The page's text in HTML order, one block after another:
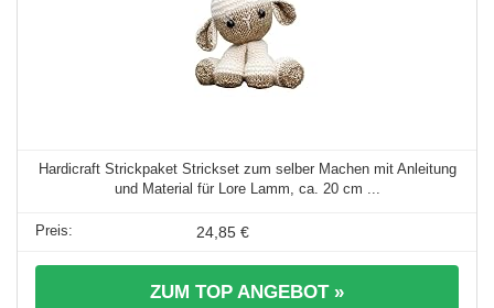
Hardicraft Strickpaket Strickset zum selber Machen mit Anleitung
und Material für Lore Lamm, ca. 20 cm ...
24,85 €
ZUM TOP ANGEBOT »